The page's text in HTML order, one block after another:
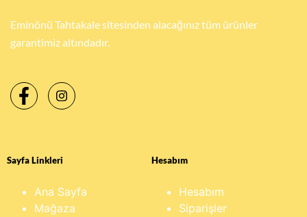
Eminönü Tahtakale sitesinden alacağınız tüm ürünler
garantimiz altındadır.
Sayfa Linkleri
Ana Sayfa
Mağaza
Hesabım
Hesabım
Siparişler